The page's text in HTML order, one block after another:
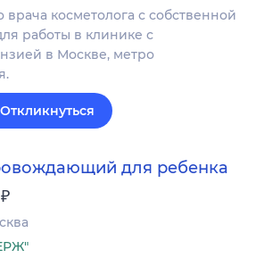
косметолога с собственной
работы в клинике с
в Москве, метро
Откликнуться
для ребенка
₽